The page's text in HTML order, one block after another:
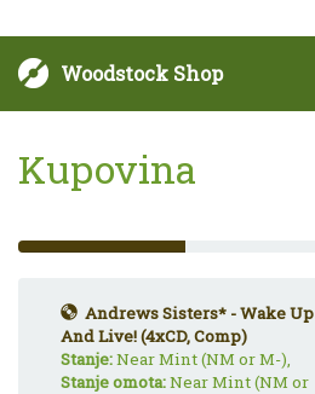
Woodstock Shop
Kupovina
33%
Complete
Andrews Sisters* - Wake Up
And Live! (4xCD, Comp)
Stanje:Near Mint (NM or M-),
Stanje omota:Near Mint (NM or